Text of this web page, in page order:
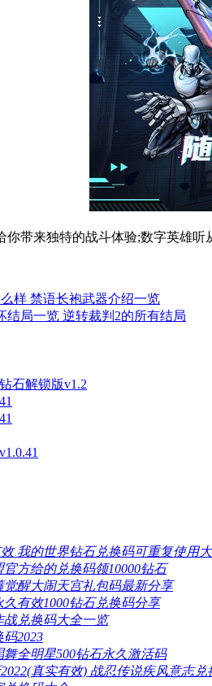
带来独特的战斗体验;数字英雄
样 禁语长袍武器介绍一览
结局一览 逆转裁判2的所有结局
石解锁版v1.2
我的世界钻石兑换码可重复使用
方给的兑换码领10000钻石
觉醒大闹天宫礼包码最新分享
有效1000钻石兑换码分享
战兑换码大全一览
2023
全明星500钻石永久激活码
真实有效) 战忍传说疾风意志兑